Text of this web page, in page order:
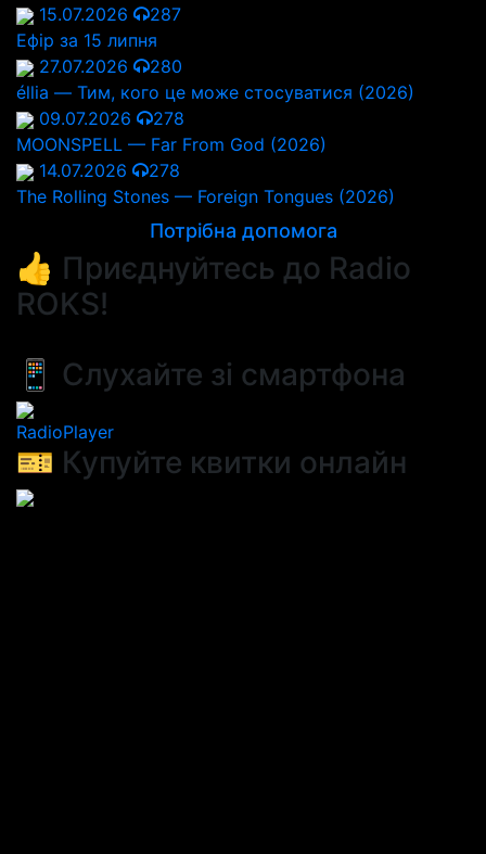
15.07.2026
287
Ефір за 15 липня
27.07.2026
280
éllia — Тим, кого це може стосуватися (2026)
09.07.2026
278
MOONSPELL — Far From God (2026)
14.07.2026
278
The Rolling Stones — Foreign Tongues (2026)
Потрібна допомога
👍 Приєднуйтесь до Radio
ROKS!
📱 Слухайте зі смартфона
RadioPlayer
🎫 Купуйте квитки онлайн